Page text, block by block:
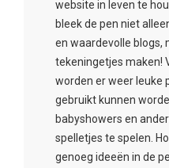
website in leven te
bleek de pen niet
en waardevolle blogs,
tekeningetjes maken!
worden er weer leuke
gebruikt kunnen
babyshowers en
spelletjes te spelen.
genoeg ideeën in de